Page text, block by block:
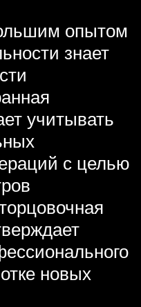
опытом
знает
учитывать
с целью
новых